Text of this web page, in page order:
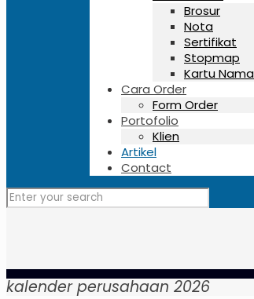
Brosur
Nota
Sertifikat
Stopmap
Kartu Nama
Cara Order
Form Order
Portofolio
Klien
Artikel
Contact
kalender perusahaan 2026